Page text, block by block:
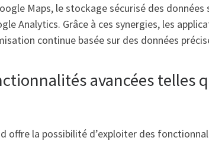
Maps, le stockage sécurisé des
Analytics. Grâce à ces synergies, les
continue basée sur des données
avancées telles
offre la possibilité d’exploiter des